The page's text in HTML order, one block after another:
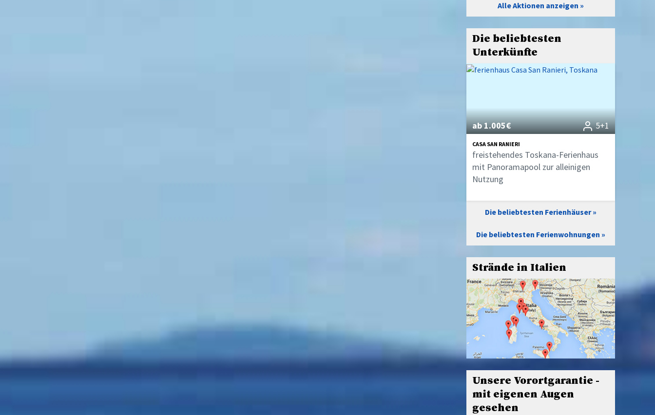
Alle Aktionen anzeigen
Die beliebtesten
Unterkünfte
ab 1.005€ 5+1
CASA SAN RANIERI
freistehendes Toskana-Ferienhaus
mit Panoramapool zur alleinigen
Nutzung
Die beliebtesten Ferienhäuser
Die beliebtesten Ferienwohnungen
Strände in Italien
Unsere Vorortgarantie -
mit eigenen Augen
gesehen